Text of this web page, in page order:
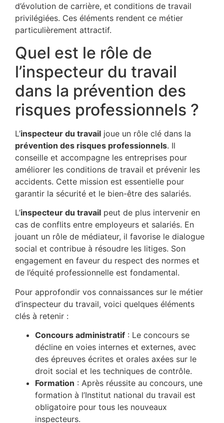
d’évolution de carrière, et conditions de travail
privilégiées. Ces éléments rendent ce métier
particulièrement attractif.
Quel est le rôle de
l’inspecteur du travail
dans la prévention des
risques professionnels ?
L’inspecteur du travail joue un rôle clé dans la
prévention des risques professionnels. Il
conseille et accompagne les entreprises pour
améliorer les conditions de travail et prévenir les
accidents. Cette mission est essentielle pour
garantir la sécurité et le bien-être des salariés.
L’inspecteur du travail peut de plus intervenir en
cas de conflits entre employeurs et salariés. En
jouant un rôle de médiateur, il favorise le dialogue
social et contribue à résoudre les litiges. Son
engagement en faveur du respect des normes et
de l’équité professionnelle est fondamental.
Pour approfondir vos connaissances sur le métier
d’inspecteur du travail, voici quelques éléments
clés à retenir :
Concours administratif : Le concours se
décline en voies internes et externes, avec
des épreuves écrites et orales axées sur le
droit social et les techniques de contrôle.
Formation : Après réussite au concours, une
formation à l’Institut national du travail est
obligatoire pour tous les nouveaux
inspecteurs.